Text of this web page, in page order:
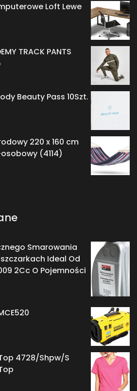
Loft Lewe
TRACK PANTS
Beauty Pass 10Szt.
220 x 160 cm
(4114)
Smarowania
Ideal Od
2Cc O Pojemności
4728/Shpw/S